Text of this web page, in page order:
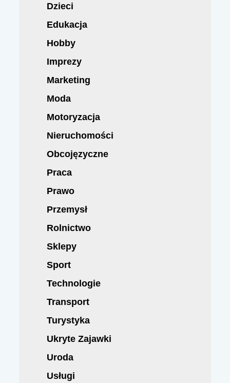
Dzieci
Edukacja
Hobby
Imprezy
Marketing
Moda
Motoryzacja
Nieruchomości
Obcojęzyczne
Praca
Prawo
Przemysł
Rolnictwo
Sklepy
Sport
Technologie
Transport
Turystyka
Ukryte Zajawki
Uroda
Usługi